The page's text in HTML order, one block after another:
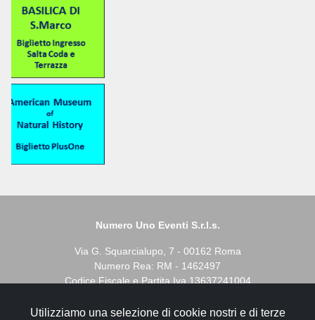
Numero Uno Eventi S.r.l.s.
Via G. Squarcialupo, 7 - 00162 Roma
Numero Rea: RM - 1462497
Codice Fiscale e Partita Iva 13637241004
Utilizziamo una selezione di cookie nostri e di terze